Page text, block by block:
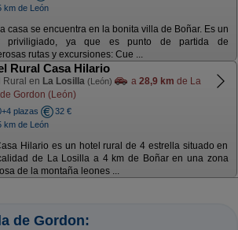
km de León
casa se encuentra en la bonita villa de Boñar. Es un
priviligiado, ya que es punto de partida de
rutas y excursiones: Cue ...
Rural Casa Hilario
Rural en La Losilla (León) a 28,9 km de La
Gordon (León)
plazas
32 €
km de León
Hilario es un hotel rural de 4 estrella situado en
de La Losilla a 4 km de Boñar en una zona
de la montaña leones ...
de Gordon: